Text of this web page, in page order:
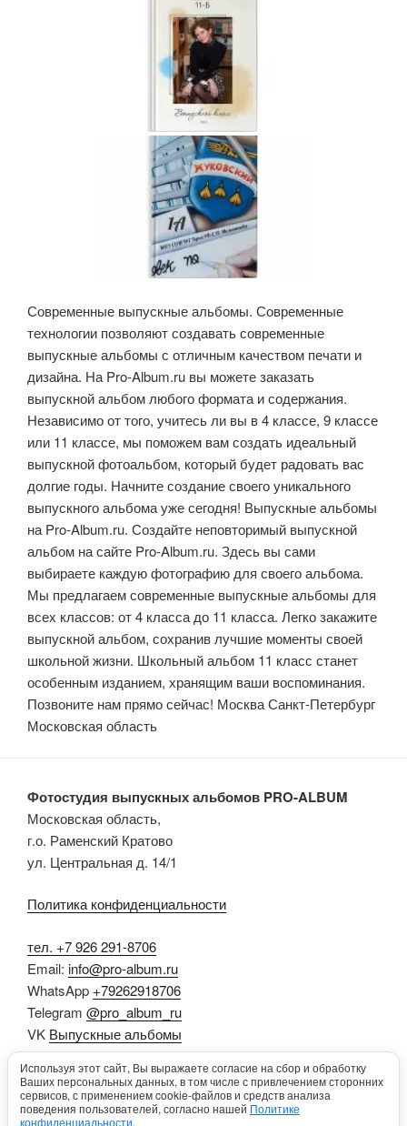
Современные выпускные альбомы. Современные
технологии позволяют создавать современные
выпускные альбомы с отличным качеством печати и
дизайна. На Pro-Album.ru вы можете заказать
выпускной альбом любого формата и содержания.
Независимо от того, учитесь ли вы в 4 классе, 9 классе
или 11 классе, мы поможем вам создать идеальный
выпускной фотоальбом, который будет радовать вас
долгие годы. Начните создание своего уникального
выпускного альбома уже сегодня! Выпускные альбомы
на Pro-Album.ru. Создайте неповторимый выпускной
альбом на сайте Pro-Album.ru. Здесь вы сами
выбираете каждую фотографию для своего альбома.
Мы предлагаем современные выпускные альбомы для
всех классов: от 4 класса до 11 класса. Легко закажите
выпускной альбом, сохранив лучшие моменты своей
школьной жизни. Школьный альбом 11 класс станет
особенным изданием, хранящим ваши воспоминания.
Позвоните нам прямо сейчас! Москва Санкт-Петербург
Московская область
Фотостудия выпускных альбомов PRO-ALBUM
Московская область,
г.о. Раменский Кратово
ул. Центральная д. 14/1
Политика конфиденциальности
тел. +7 926 291-8706
Email: info@pro-album.ru
WhatsApp +79262918706
Telegram @pro_album_ru
VK Выпускные альбомы
DzenВыпускные альбомы
RUTUBEВыпускные альбомы
Цитаты на выпускной альбом
Используя этот сайт, Вы выражаете согласие на сбор и обработку
Ваших персональных данных, в том числе с привлечением сторонних
сервисов, с применением cookie-файлов и средств анализа
поведения пользователей, согласно нашей Политике
конфиденциальности.